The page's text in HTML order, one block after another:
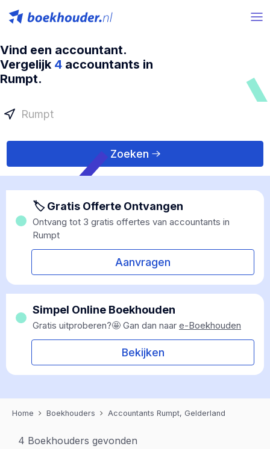
Vind een accountant.
Vergelijk 4 accountants in
Rumpt.
Zoeken
🏷 Gratis Offerte Ontvangen
Ontvang tot 3 gratis offertes van accountants in
Rumpt
Aanvragen
Simpel Online Boekhouden
Gratis uitproberen?🤩 Gan dan naar e-Boekhouden
Bekijken
Home Boekhouders Accountants Rumpt, Gelderland
4 Boekhouders gevonden